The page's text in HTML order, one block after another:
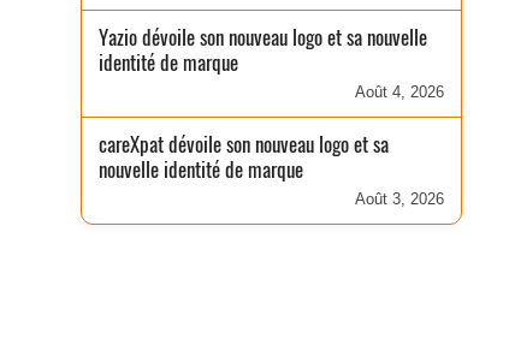
Yazio dévoile son nouveau logo et sa nouvelle
identité de marque
Août 4, 2026
careXpat dévoile son nouveau logo et sa
nouvelle identité de marque
Août 3, 2026